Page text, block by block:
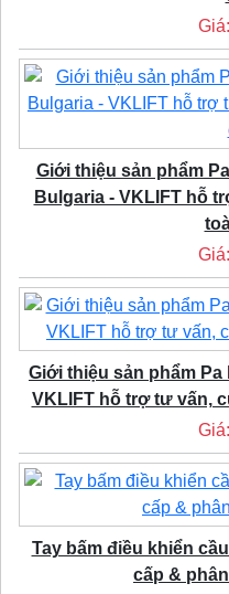
Giá:
Giới thiệu sản phẩm
Bulgaria - VKLIFT hỗ
Giá:
Giới thiệu sản phẩm Pa
VKLIFT hỗ trợ tư vấn,
Giá:
Tay bấm điều khiển
cấp &